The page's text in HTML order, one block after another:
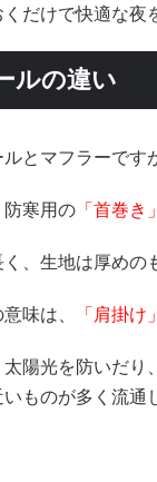
だけで快適な夜
ルの違い
とマフラーです
寒用の 「首巻き」
、生地は厚めの
味は、 「肩掛け」
陽光を防いだ
ものが多く流通